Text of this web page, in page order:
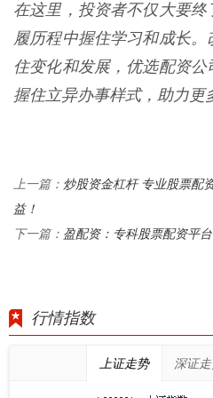
在这里，投资者不仅大要
履历程中握住学习和成长
住变化和发展，优选配资公
握住立异办事样式，助力更
上一篇： 炒股资金杠杆 专业股票配
益！
下一篇： 盈配资：专科股票配资平
行情指数
上证走势 深证